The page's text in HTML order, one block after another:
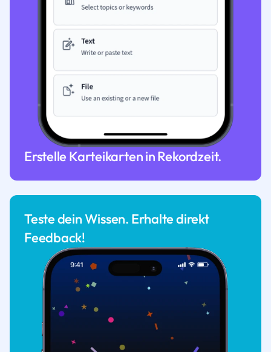
Erstelle Karteikarten in Rekordzeit.
Teste dein Wissen. Erhalte direkt
Feedback!